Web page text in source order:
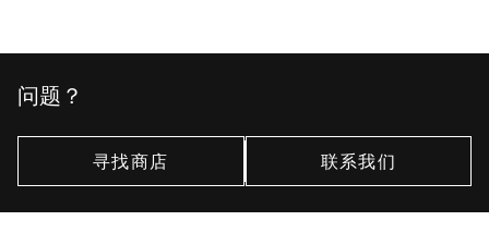
问题？
寻找商店 联系我们